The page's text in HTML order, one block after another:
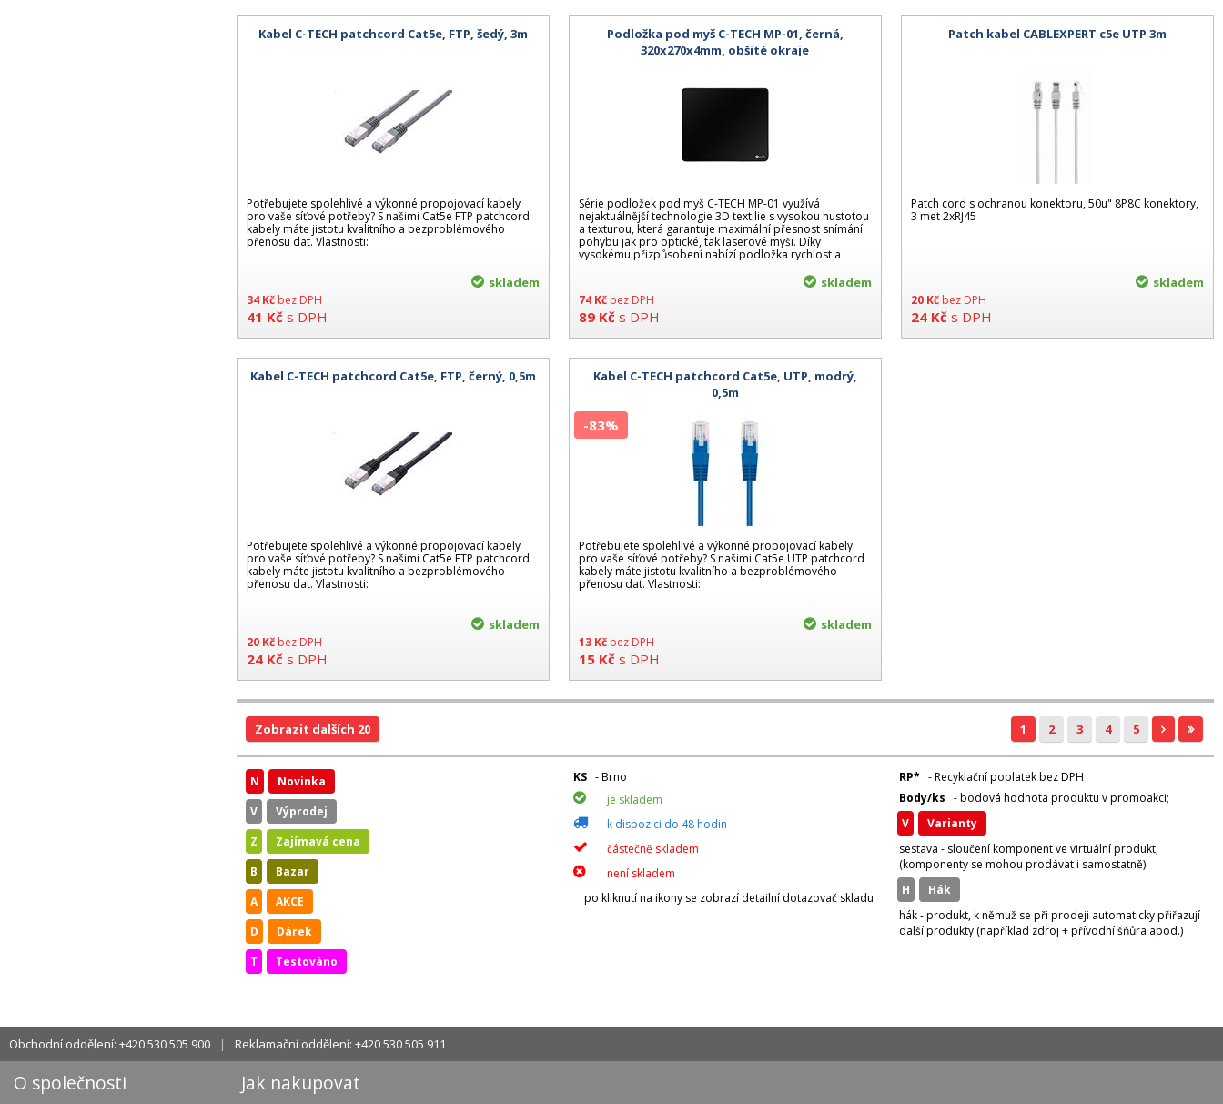
Kabel C-TECH patchcord Cat5e, FTP, šedý, 3m
Potřebujete spolehlivé a výkonné propojovací kabely
pro vaše síťové potřeby? S našimi Cat5e FTP patchcord
kabely máte jistotu kvalitního a bezproblémového
přenosu dat. Vlastnosti:
34 Kč bez DPH
41 Kč s DPH
skladem
Podložka pod myš C-TECH MP-01, černá,
320x270x4mm, obšité okraje
Série podložek pod myš C-TECH MP-01 využívá
nejaktuálnější technologie 3D textilie s vysokou hustotou
a texturou, která garantuje maximální přesnost snímání
pohybu jak pro optické, tak laserové myši. Díky
vysokému přizpůsobení nabízí podložka rychlost a
74 Kč bez DPH
89 Kč s DPH
skladem
Patch kabel CABLEXPERT c5e UTP 3m
Patch cord s ochranou konektoru, 50u" 8P8C konektory,
3 met 2xRJ45
20 Kč bez DPH
24 Kč s DPH
skladem
Kabel C-TECH patchcord Cat5e, FTP, černý, 0,5m
Potřebujete spolehlivé a výkonné propojovací kabely
pro vaše síťové potřeby? S našimi Cat5e FTP patchcord
kabely máte jistotu kvalitního a bezproblémového
přenosu dat. Vlastnosti:
20 Kč bez DPH
24 Kč s DPH
skladem
Kabel C-TECH patchcord Cat5e, UTP, modrý,
0,5m
Potřebujete spolehlivé a výkonné propojovací kabely
pro vaše síťové potřeby? S našimi Cat5e UTP patchcord
kabely máte jistotu kvalitního a bezproblémového
přenosu dat. Vlastnosti:
13 Kč bez DPH
15 Kč s DPH
-83%
skladem
Zobrazit dalších 20 1 2 3 4 5
N
Novinka
V
Výprodej
Z
Zajímavá cena
B
Bazar
A
AKCE
D
Dárek
T
Testováno
KS - Brno
je skladem
k dispozici do 48 hodin
částečně skladem
není skladem
po kliknutí na ikony se zobrazí detailní dotazovač skladu
RP* - Recyklační poplatek bez DPH
Body/ks - bodová hodnota produktu v promoakci;
v
varianty
sestava - sloučení komponent ve virtuální produkt,
(komponenty se mohou prodávat i samostatně)
H
hák
hák - produkt, k němuž se při prodeji automaticky přiřazují
další produkty (například zdroj + přívodní šňůra apod.)
Obchodní oddělení: +420 530 505 900 Reklamační oddělení: +420 530 505 911
O společnosti Jak nakupovat